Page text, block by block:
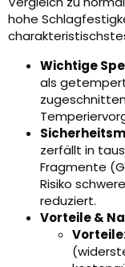
hohe
Wichtige
als
zerfällt in
Fragmente
Risiko
reduziert.
Vorteile &